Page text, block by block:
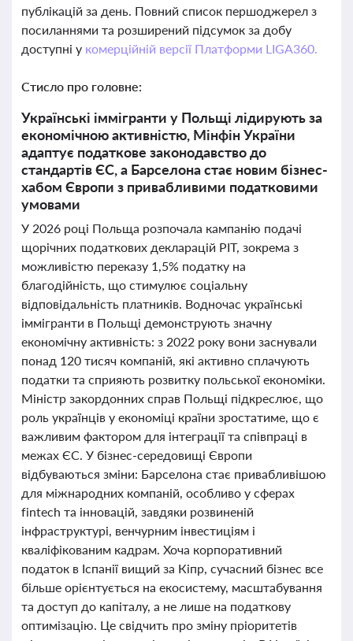
публікацій за день. Повний список першоджерел з
посиланнями та розширений підсумок за добу
доступні у комерційній версії Платформи LIGA360.
Стисло про головне:
Українські іммігранти у Польщі лідирують за
економічною активністю, Мінфін України
адаптує податкове законодавство до
стандартів ЄС, а Барселона стає новим бізнес-
хабом Європи з привабливими податковими
умовами
У 2026 році Польща розпочала кампанію подачі
щорічних податкових декларацій PIT, зокрема з
можливістю переказу 1,5% податку на
благодійність, що стимулює соціальну
відповідальність платників. Водночас українські
іммігранти в Польщі демонструють значну
економічну активність: з 2022 року вони заснували
понад 120 тисяч компаній, які активно сплачують
податки та сприяють розвитку польської економіки.
Міністр закордонних справ Польщі підкреслює, що
роль українців у економіці країни зростатиме, що є
важливим фактором для інтеграції та співпраці в
межах ЄС. У бізнес-середовищі Європи
відбуваються зміни: Барселона стає привабливішою
для міжнародних компаній, особливо у сферах
fintech та інновацій, завдяки розвиненій
інфраструктурі, венчурним інвестиціям і
кваліфікованим кадрам. Хоча корпоративний
податок в Іспанії вищий за Кіпр, сучасний бізнес все
більше орієнтується на екосистему, масштабування
та доступ до капіталу, а не лише на податкову
оптимізацію. Це свідчить про зміну пріоритетів